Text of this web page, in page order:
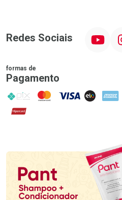
Redes Sociais
formas de
Pagamento
PIX MasterCard
VISA ELO AMEX
Hipercard
Promoção em